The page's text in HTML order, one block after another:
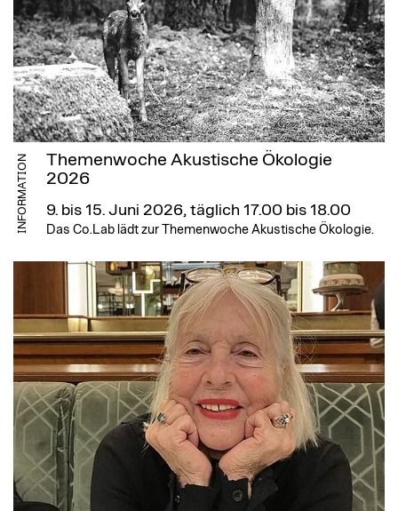
INFORMATION
Themenwoche Akustische Ökologie
2026
9. bis 15. Juni 2026, täglich 17.00 bis 18.00
Das Co.Lab lädt zur Themenwoche Akustische Ökologie.